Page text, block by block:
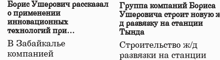
Борис Ушерович рассказал
о применении
инновационных
технологий при
строительстве нового моста
в Забайкалье
В Забайкалье
компанией
Группа компаний Бориса
Ушеровича строит новую
д развязку на станции
Тында
Строительство ж/д
развязки на станции